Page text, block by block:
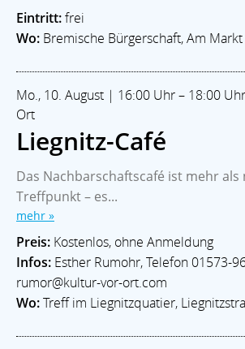
Eintritt:frei
Wo: Bremische Bürgerschaft, Am
Mo., 10. August | 16:00 Uhr – 18:00
Ort
Liegnitz-Café
Das Nachbarschaftscafé ist mehr als
Treffpunkt – es...
mehr »
Preis: Kostenlos, ohne Anmeldung
Infos: Esther Rumohr, Telefon 01573-
rumor@kultur-vor-ort.com
Wo:Treff im Liegnitzquatier,